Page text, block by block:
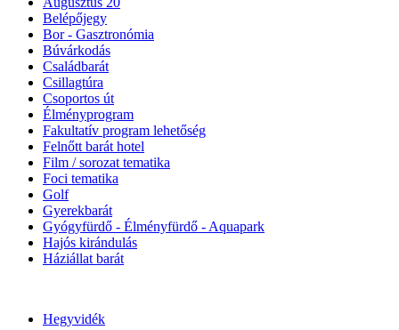
Belépőjegy
Bor - Gasztronómia
Búvárkodás
Családbarát
Csillagtúra
Csoportos út
Élményprogram
Fakultatív program lehetőség
Felnőtt barát hotel
Film / sorozat tematika
Foci tematika
Golf
Gyerekbarát
Gyógyfürdő - Élményfürdő - Aquapark
Hajós kirándulás
Háziállat barát
Hegyvidék